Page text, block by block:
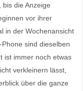
die Anzeige
vor ihrer
in der Wochenansicht
sind dieselben
ist immer noch etwas
verkleinern lässt,
über die ganze